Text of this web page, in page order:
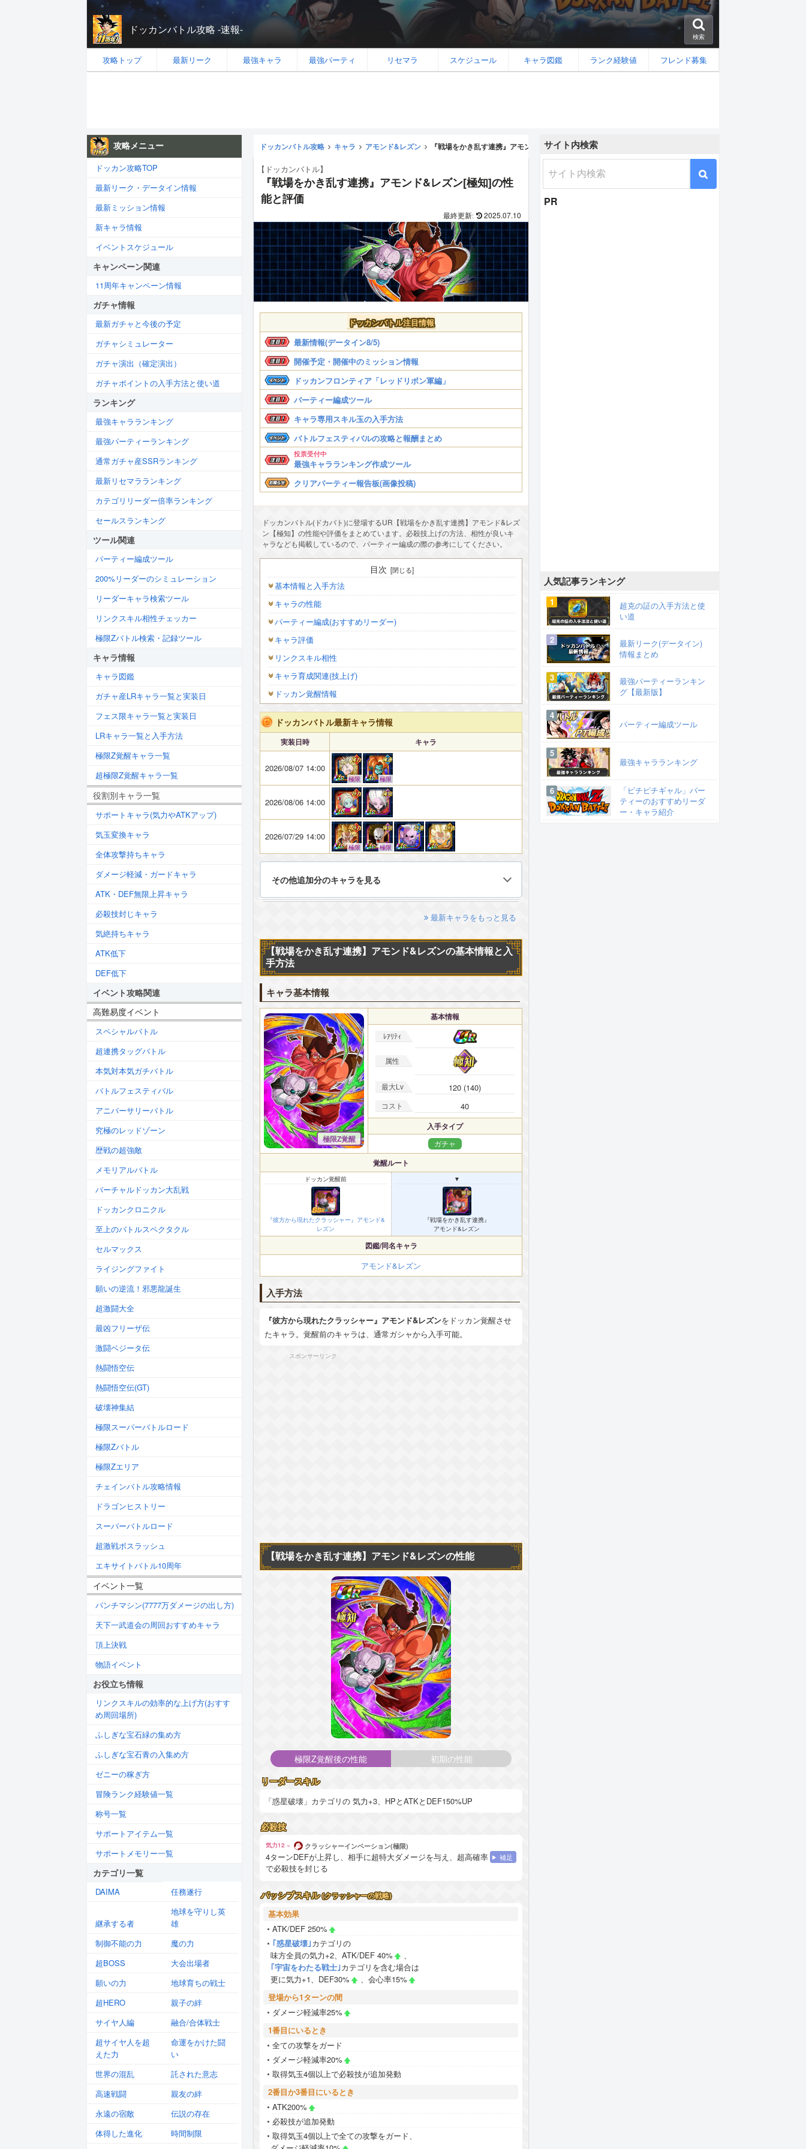
ドッカンバトル攻略 -速報-
検索
攻略トップ 最新リーク 最強キャラ 最強パーティ リセマラ スケジュール キャラ図鑑 ランク経験値 フレンド募集
ドッカンバトル攻略 キャラ アモンド&レズン 『戦場をかき乱す連携』アモンド&レズン[極知]の性能と評価
【ドッカンバトル】
『戦場をかき乱す連携』アモンド&レズン[極知]の性
能と評価
2025.07.10
ドッカンバトル注目情報
最新情報(データイン8/5)
開催予定・開催中のミッション情報
ドッカンフロンティア「レッドリボン軍編」
パーティー編成ツール
キャラ専用スキル玉の入手方法
バトルフェスティバルの攻略と報酬まとめ
投票受付中
最強キャラランキング作成ツール
クリアパーティー報告板(画像投稿)
ドッカンバトル(ドカバト)に登場するUR【戦場をかき乱す連携】アモンド&レズ
ン【極知】の性能や評価をまとめています。必殺技上げの方法、相性が良いキ
ャラなども掲載しているので、パーティー編成の際の参考にしてください。
目次
基本情報と入手方法
キャラの性能
パーティー編成(おすすめリーダー)
キャラ評価
リンクスキル相性
キャラ育成関連(技上げ)
ドッカン覚醒情報
ドッカンバトル最新キャラ情報
実装日時 キャラ
2026/08/07 14:00
極限 極限
2026/08/06 14:00
2026/07/29 14:00
極限 極限
その他追加分のキャラを見る
最新キャラをもっと見る
【戦場をかき乱す連携】アモンド&レズンの基本情報と入
手方法
キャラ基本情報
極限Z覚醒
基本情報
ﾚｱﾘﾃｨ
属性
最大Lv 120 (140)
コスト 40
入手タイプ
ガチャ
覚醒ルート
ドッカン覚醒前
『彼方から現れたクラッシャー』アモンド&
レズン
▼
『戦場をかき乱す連携』
アモンド&レズン
図鑑/同名キャラ
アモンド&レズン
入手方法
『彼方から現れたクラッシャー』アモンド&レズンをドッカン覚醒させ
たキャラ。覚醒前のキャラは、通常ガシャから入手可能。
スポンサーリンク
【戦場をかき乱す連携】 アモンド&レズンの性能
極限Z覚醒後の性能
初期の性能
リーダースキル
「惑星破壊」カテゴリの 気力+3、HPとATKとDEF150%UP
必殺技
気力12 ~ クラッシャーインベーション(極限)
4ターンDEFが上昇し、相手に超特大ダメージを与え、超高確率
で必殺技を封じる
補足
パッシブスキル (クラッシャーの戦略)
基本効果
ATK/DEF 250%
｢惑星破壊｣カテゴリの
味方全員の気力+2、ATK/DEF 40%
｢宇宙をわたる戦士｣カテゴリを含む場合は
更に気力+1、DEF30%
、会心率15%
登場から1ターンの間
ダメージ軽減率25%
1番目にいるとき
全ての攻撃をガード
ダメージ軽減率20%
取得気玉4個以上で必殺技が追加発動
2番目か3番目にいるとき
ATK200%
必殺技が追加発動
取得気玉4個以上で全ての攻撃をガード、
攻略メニュー
ドッカン攻略TOP
最新リーク・データイン情報
最新ミッション情報
新キャラ情報
イベントスケジュール
キャンペーン関連
11周年キャンペーン情報
ガチャ情報
最新ガチャと今後の予定
ガチャシミュレーター
ガチャ演出（確定演出）
ガチャポイントの入手方法と使い道
ランキング
最強キャラランキング
最強パーティーランキング
通常ガチャ産SSRランキング
最新リセマラランキング
カテゴリリーダー倍率ランキング
セールスランキング
ツール関連
パーティー編成ツール
200%リーダーのシミュレーション
リーダーキャラ検索ツール
リンクスキル相性チェッカー
極限Zバトル検索・記録ツール
キャラ情報
キャラ図鑑
ガチャ産LRキャラ一覧と実装日
フェス限キャラ一覧と実装日
LRキャラ一覧と入手方法
極限Z覚醒キャラ一覧
超極限Z覚醒キャラ一覧
役割別キャラ一覧
サポートキャラ(気力やATKアップ)
気玉変換キャラ
全体攻撃持ちキャラ
ダメージ軽減・ガードキャラ
ATK・DEF無限上昇キャラ
必殺技封じキャラ
気絶持ちキャラ
ATK低下
DEF低下
イベント攻略関連
高難易度イベント
スペシャルバトル
超連携タッグバトル
本気対本気ガチバトル
バトルフェスティバル
アニバーサリーバトル
究極のレッドゾーン
歴戦の超強敵
メモリアルバトル
バーチャルドッカン大乱戦
ドッカンクロニクル
至上のバトルスペクタクル
セルマックス
ライジングファイト
願いの逆流！邪悪龍誕生
超激闘大全
最凶フリーザ伝
激闘ベジータ伝
熱闘悟空伝
熱闘悟空伝(GT)
破壊神集結
極限スーパーバトルロード
極限Zバトル
極限Zエリア
チェインバトル攻略情報
ドラゴンヒストリー
スーパーバトルロード
超激戦ボスラッシュ
エキサイトバトル10周年
イベント一覧
パンチマシン(7777万ダメージの出し方)
天下一武道会の周回おすすめキャラ
頂上決戦
物語イベント
お役立ち情報
リンクスキルの効率的な上げ方(おすす
め周回場所)
ふしぎな宝石緑の集め方
ふしぎな宝石青の入集め方
ゼニーの稼ぎ方
冒険ランク経験値一覧
称号一覧
サポートアイテム一覧
サポートメモリー一覧
カテゴリ一覧
DAIMA 任務遂行
継承する者
地球を守りし英
雄
制御不能の力
魔の力
超BOSS
大会出場者
願いの力
地球育ちの戦士
超HERO
親子の絆
サイヤ人編
融合/合体戦士
超サイヤ人を超
えた力
命運をかけた闘
い
世界の混乱
託された意志
高速戦闘
親友の絆
永遠の宿敵
伝説の存在
体得した進化
時間制限
サイト内検索
PR
人気記事ランキング
超克の証の入手方法と使
い道
最新リーク(データイン)
情報まとめ
最強パーティーランキン
グ【最新版】
パーティー編成ツール
最強キャラランキング
「ピチピチギャル」パー
ティーのおすすめリーダ
ー・キャラ紹介